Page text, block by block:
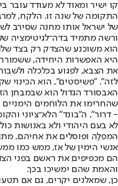
קו ישיר ומאוד לא מעודד עובר
של ישראל אותו מחנה שסירב
ורשה מתמיד בדה־לגיטימציה
הוא משוכנע שהצדק רק בצד
היא האפשרות היחידה, ששמורה
את הצבא, לפגוע בכלכלה
לזה". "פשיסטים", הוא הכינוי
האבסורד הגדול הוא שבמבחן
שהחרימו את הלוחמים הימניים
- דרור", ה"בונד" הלא־ציוני
לא בעם היהודי ולא באנושות
המפלַה ופוסלים את אחיהם,
אנשי הימין של אז, ממש כמו
הם מכפיפים את ראשם בפני
והאמת שהם ימשיכו בכך.
כן, שמאלנים יקרים, גם אם